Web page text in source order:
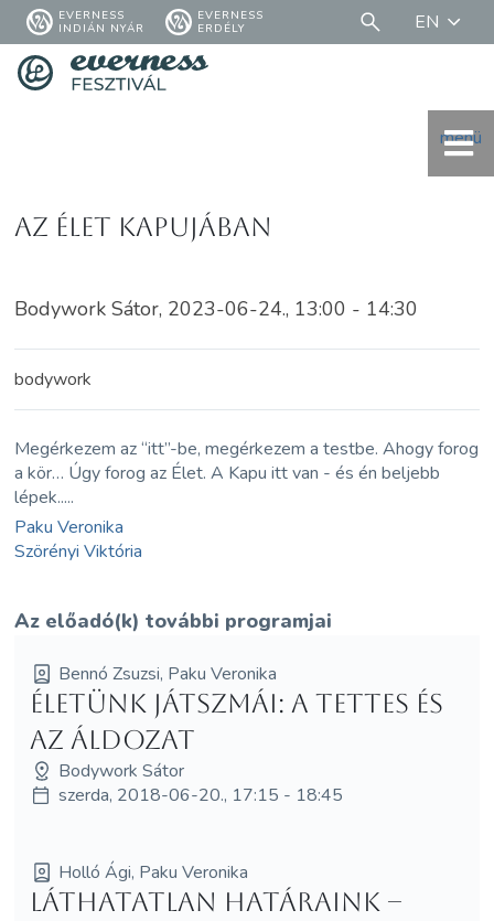
EVERNESS
INDIÁN NYÁR
EVERNESS
ERDÉLY
EN
menü
Az Élet Kapujában
Bodywork Sátor, 2023-06-24., 13:00 - 14:30
bodywork
Megérkezem az “itt”-be, megérkezem a testbe. Ahogy forog
a kör… Úgy forog az Élet. A Kapu itt van - és én beljebb
lépek.....
Paku Veronika
Szörényi Viktória
Az előadó(k) további programjai
Bennó Zsuzsi, Paku Veronika
Életünk játszmái: A Tettes és
az Áldozat
Bodywork Sátor
szerda, 2018-06-20., 17:15 - 18:45
Holló Ági, Paku Veronika
Láthatatlan határaink –